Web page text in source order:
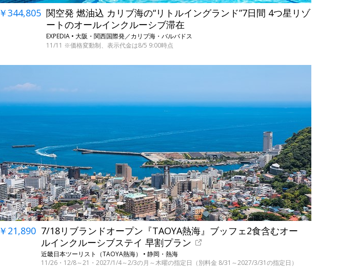
￥344,805 関空発 燃油込 カリブ海の“リトルイングランド”7日間 4つ星リゾ
ートのオールインクルーシブ滞在
EXPEDIA • 大阪・関西国際発／カリブ海・バルバドス
11/11 ※価格変動制、表示代金は8/5 9:00時点
￥21,890 7/18リブランドオープン『TAOYA熱海』ブッフェ2食含むオー
ルインクルーシブステイ 早割プラン
近畿日本ツーリスト（TAOYA熱海） • 静岡・熱海
11/26・12/8～21・2027/1/4～2/3の月～木曜の指定日（別料金 8/31～2027/3/31の指定日）